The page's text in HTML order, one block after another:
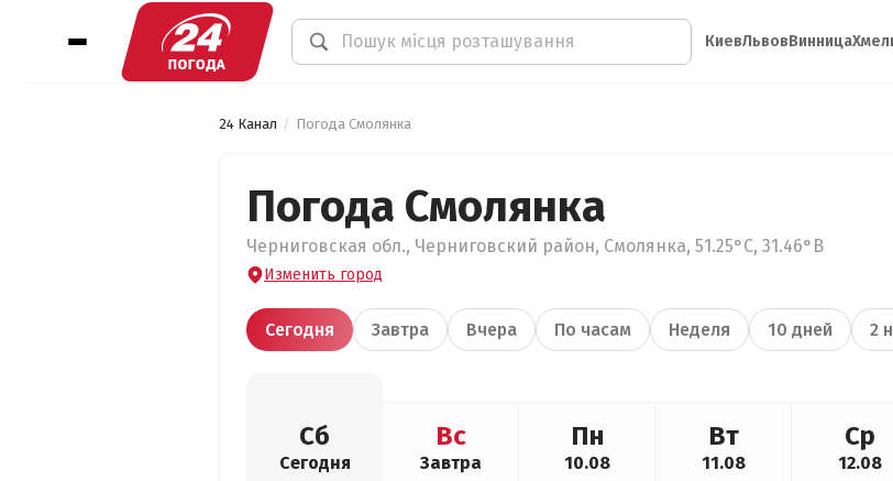
КиевЛьвовВинница
24 Канал Погода Смолянка
Погода Смолянка
Черниговская обл., Черниговский район, Смолянка, 51.25°С, 31.46°В
Изменить город
Сегодня Завтра Вчера По часам Неделя 10 дней 2
Сб
Сегодня
Вс
Завтра
Пн
10.08
Вт
11.08
Ср
12.08